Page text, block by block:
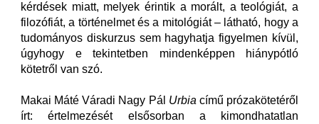
kérdések miatt, melyek érintik a morált, a teológiát, a
filozófiát, a történelmet és a mitológiát – látható, hogy a
tudományos diskurzus sem hagyhatja figyelmen kívül,
úgyhogy e tekintetben mindenképpen hiánypótló
kötetről van szó.
Makai Máté Váradi Nagy Pál Urbia című prózakötetéről
írt: értelmezését elsősorban a kimondhatatlan